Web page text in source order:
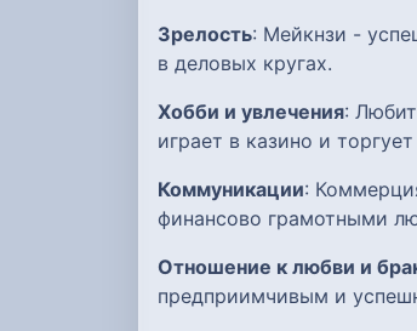
Зрелость: Мейкнзи -
в деловых кругах.
Хобби и увлечения:
играет в казино и
Коммуникации:
финансово грамотными
Отношение к любви и
предприимчивым и